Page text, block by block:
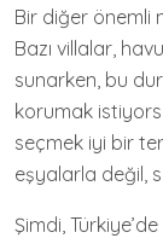
Bir diğer önemli
Bazı villalar,
sunarken, bu
korumak
seçmek iyi bir
eşyalarla değil,
Şimdi,